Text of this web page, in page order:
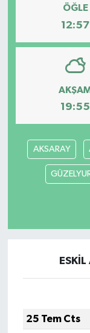
ÖĞLE
12:57
19:55
AKSARAY
25 Tem Cts